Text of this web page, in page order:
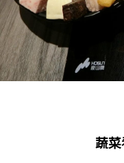
蔬